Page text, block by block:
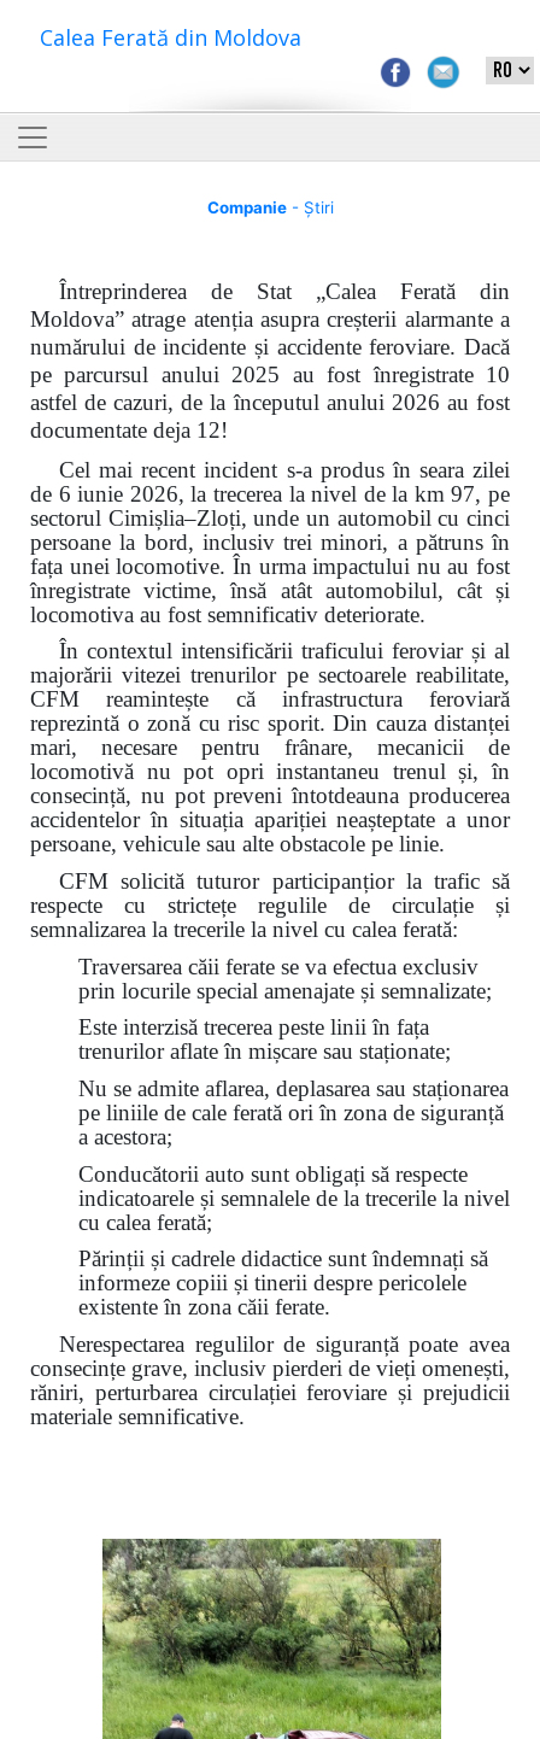
Calea Ferată din Moldova
Companie- Știri
Întreprinderea de Stat „Calea Ferată din
Moldova” atrage atenția asupra creșterii alarmante a
numărului de incidente și accidente feroviare. Dacă
pe parcursul anului 2025 au fost înregistrate 10
astfel de cazuri, de la începutul anului 2026 au fost
documentate deja 12!
Cel mai recent incident s-a produs în seara zilei
de 6 iunie 2026, la trecerea la nivel de la km 97, pe
sectorul Cimișlia–Zloți, unde un automobil cu cinci
persoane la bord, inclusiv trei minori, a pătruns în
fața unei locomotive. În urma impactului nu au fost
înregistrate victime, însă atât automobilul, cât și
locomotiva au fost semnificativ deteriorate.
În contextul intensificării traficului feroviar și al
majorării vitezei trenurilor pe sectoarele reabilitate,
CFM reamintește că infrastructura feroviară
reprezintă o zonă cu risc sporit. Din cauza distanței
mari, necesare pentru frânare, mecanicii de
locomotivă nu pot opri instantaneu trenul și, în
consecință, nu pot preveni întotdeauna producerea
accidentelor în situația apariției neașteptate a unor
persoane, vehicule sau alte obstacole pe linie.
CFM solicită tuturor participanțior la trafic să
respecte cu strictețe regulile de circulație și
semnalizarea la trecerile la nivel cu calea ferată:
Traversarea căii ferate se va efectua exclusiv
prin locurile special amenajate și semnalizate;
Este interzisă trecerea peste linii în fața
trenurilor aflate în mișcare sau staționate;
Nu se admite aflarea, deplasarea sau staționarea
pe liniile de cale ferată ori în zona de siguranță
a acestora;
Conducătorii auto sunt obligați să respecte
indicatoarele și semnalele de la trecerile la nivel
cu calea ferată;
Părinții și cadrele didactice sunt îndemnați să
informeze copiii și tinerii despre pericolele
existente în zona căii ferate.
Nerespectarea regulilor de siguranță poate avea
consecințe grave, inclusiv pierderi de vieți omenești,
răniri, perturbarea circulației feroviare și prejudicii
materiale semnificative.